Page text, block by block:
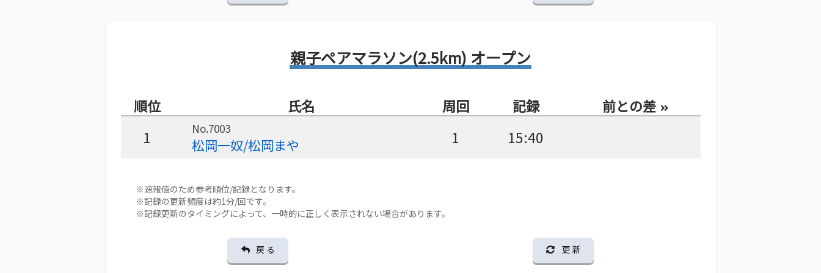
親子ペアマラソン(2.5km) オープン
順位 氏名 周回 記録 前との差
1 No.7003
松岡一奴/松岡まや 1 15:40
※速報値のため参考順位/記録となります。
※記録の更新頻度は約1分/回です。
※記録更新のタイミングによって、一時的に正しく表示されない場合があります。
戻 る 更 新